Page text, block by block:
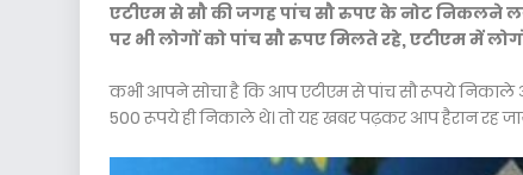
एटीएम से सौ की जगह पांच सौ रुपए के नोट निकलने
पर भी लोगों को पांच सौ रुपए मिलते रहे, एटीएम में
कभी आपने सोचा है कि आप एटीएम से पांच सौ रूपये
500 रूपये ही निकाले थे। तो यह खबर पढ़कर आप हैरान रह